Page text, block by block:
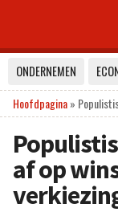
ONDERNEMEN
Hoofdpagina»
af op